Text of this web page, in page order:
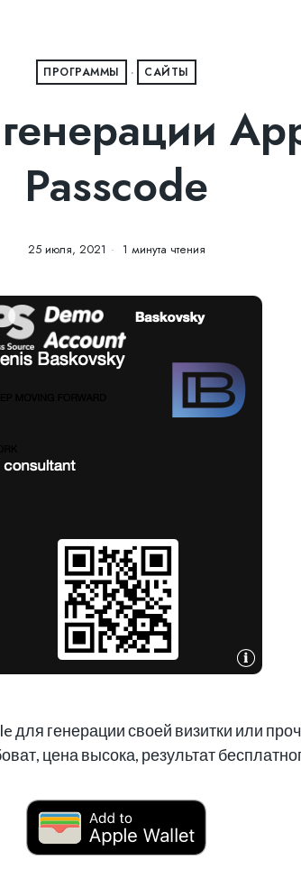
ПРОГРАММЫ · САЙТЫ
Passcode
25 июля, 2021 1 минута чтения
для генерации своей визитки или
цена высока, результат